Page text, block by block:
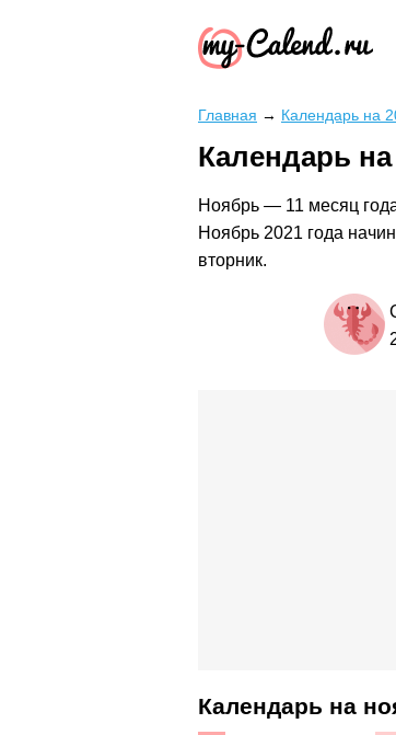
Главная → Календарь на
Календарь
Ноябрь — 11 месяц
Ноябрь 2021 года
вторник.
Календарь на